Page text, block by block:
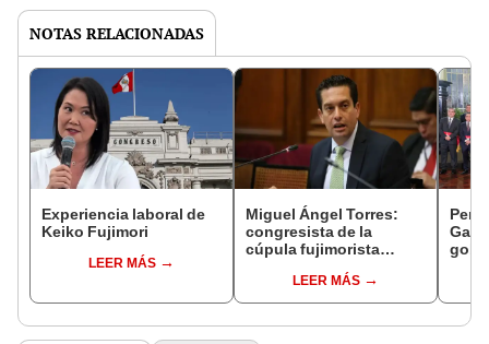
NOTAS RELACIONADAS
Experiencia laboral de
Keiko Fujimori
LEER MÁS
Miguel Ángel Torres:
congresista de la
cúpula fujimorista
del SenadoLEER MÁS